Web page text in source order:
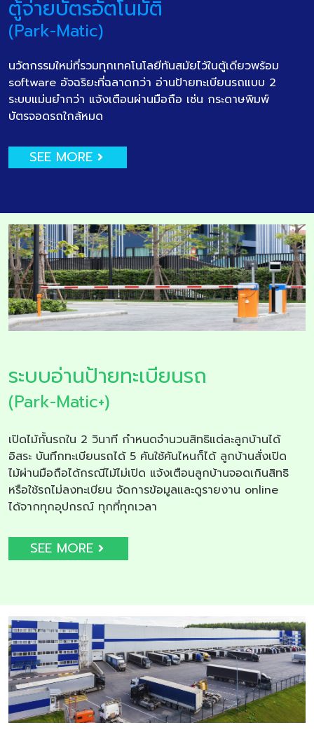
ตู้จ่ายบัตรอัตโนมัติ
(Park-Matic)
นวัตกรรมใหม่ที่รวมทุกเทคโนโลยีทันสมัยไว้ในตู้เดียวพร้อม
software อัจฉริยะที่ฉลาดกว่า อ่านป้ายทะเบียนรถแบบ 2
ระบบแม่นยำกว่า แจ้งเตือนผ่านมือถือ เช่น กระดาษพิมพ์
บัตรจอดรถใกล้หมด
SEE MORE
ระบบอ่านป้ายทะเบียนรถ
(Park-Matic+)
เปิดไม้กั้นรถใน 2 วินาที กำหนดจำนวนสิทธิแต่ละลูกบ้านได้
อิสระ บันทึกทะเบียนรถได้ 5 คันใช้คันไหนก็ได้ ลูกบ้านสั่งเปิด
ไม้ผ่านมือถือได้กรณีไม้ไม่เปิด แจ้งเตือนลูกบ้านจอดเกินสิทธิ
หรือใช้รถไม่ลงทะเบียน จัดการข้อมูลและดูรายงาน online
ได้จากทุกอุปกรณ์ ทุกที่ทุกเวลา
SEE MORE